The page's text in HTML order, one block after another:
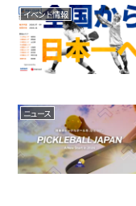
イベント情報
ニュース